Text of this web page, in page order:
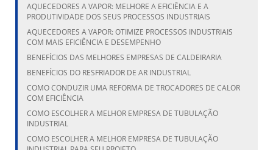
AQUECEDORES A VAPOR: MELHORE A EFICIÊNCIA E A
PRODUTIVIDADE DOS SEUS PROCESSOS INDUSTRIAIS
AQUECEDORES A VAPOR: OTIMIZE PROCESSOS INDUSTRIAIS
COM MAIS EFICIÊNCIA E DESEMPENHO
BENEFÍCIOS DAS MELHORES EMPRESAS DE CALDEIRARIA
BENEFÍCIOS DO RESFRIADOR DE AR INDUSTRIAL
COMO CONDUZIR UMA REFORMA DE TROCADORES DE CALOR
COM EFICIÊNCIA
COMO ESCOLHER A MELHOR EMPRESA DE TUBULAÇÃO
INDUSTRIAL
COMO ESCOLHER A MELHOR EMPRESA DE TUBULAÇÃO